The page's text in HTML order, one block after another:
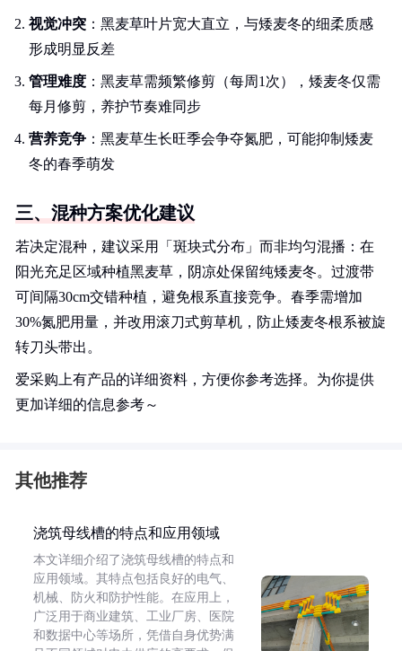
视觉冲突 ：黑麦草叶片宽大直立，与矮麦冬的细柔质感
形成明显反差
管理难度 ：黑麦草需频繁修剪（每周1次），矮麦冬仅需
每月修剪，养护节奏难同步
营养竞争 ：黑麦草生长旺季会争夺氮肥，可能抑制矮麦
冬的春季萌发
三、混种方案优化建议
若决定混种，建议采用「斑块式分布」而非均匀混播：在
阳光充足区域种植黑麦草，阴凉处保留纯矮麦冬。过渡带
可间隔30cm交错种植，避免根系直接竞争。春季需增加
30%氮肥用量，并改用滚刀式剪草机，防止矮麦冬根系被旋
转刀头带出。
爱采购上有产品的详细资料，方便你参考选择。为你提供
更加详细的信息参考～
其他推荐
浇筑母线槽的特点和应用领域
本文详细介绍了浇筑母线槽的特点和
应用领域。其特点包括良好的电气、
机械、防火和防护性能。在应用上，
广泛用于商业建筑、工业厂房、医院
和数据中心等场所，凭借自身优势满